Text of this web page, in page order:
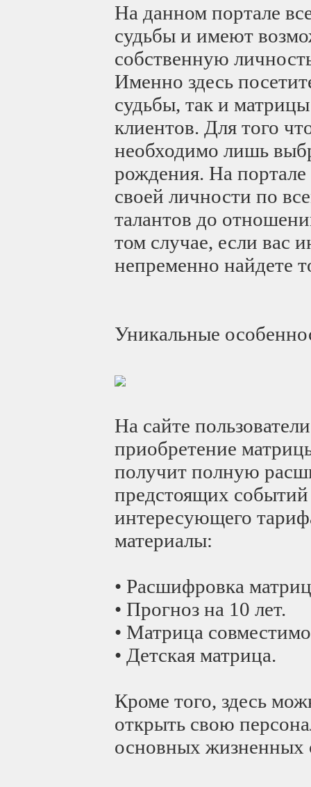
На данном портале
судьбы и имеют
собственную
Именно здесь
судьбы, так и
клиентов. Для того
необходимо лишь
рождения. На портале
своей личности по
талантов до
том случае, если вас
непременно найдете
Уникальные
На сайте
приобретение
получит полную
предстоящих
интересующего
материалы:
• Расшифровка
• Прогноз на 10 лет.
• Матрица
• Детская матрица.
Кроме того, здесь
открыть свою
основных жизненных